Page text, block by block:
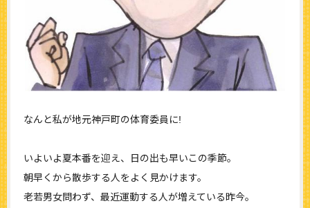
なんと私が地元神戸町の体育委員に!
いよいよ夏本番を迎え、日の出も早いこの季節。
朝早くから散歩する人をよく見かけます。
老若男女問わず、最近運動する人が増えている昨今。